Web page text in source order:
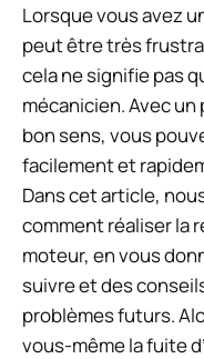
Lorsque vous avez
peut être très
cela ne signifie pas
mécanicien. Avec
bon sens, vous
facilement et
Dans cet article,
comment réaliser la
moteur, en vous
suivre et des
problèmes futurs.
vous-même la fuite